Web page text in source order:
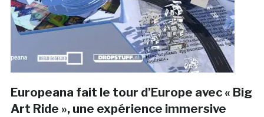
Europeana fait le tour d’Europe avec « Big
Art Ride », une expérience immersive